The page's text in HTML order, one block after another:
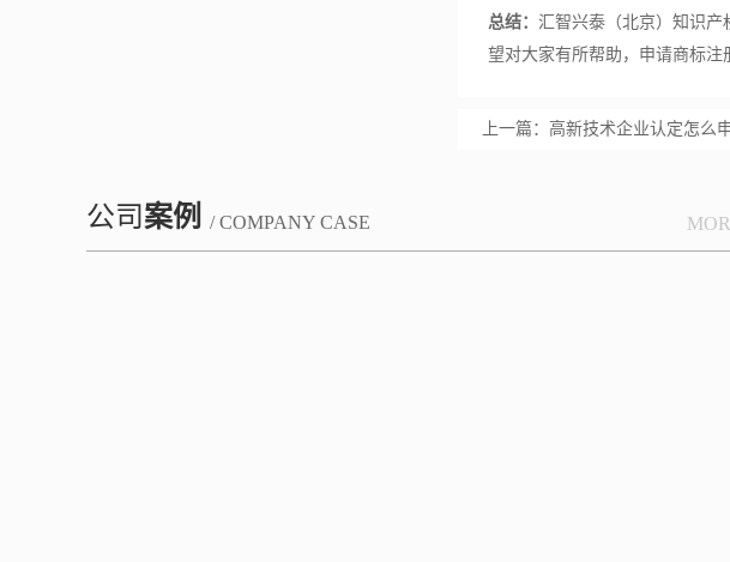
总结： 汇智兴泰（北京）知识产
望对大家有所帮助，申请商标注
上一篇： 高新技术企业认定怎么申请
公司案例 / COMPANY CASE